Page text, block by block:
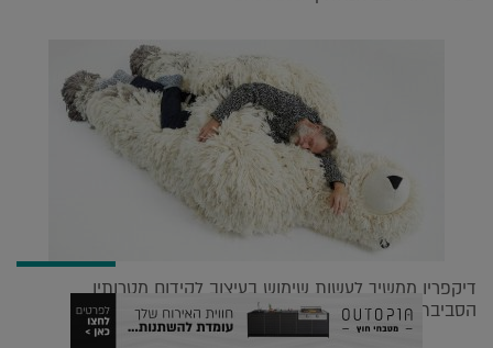
דיקפריו ממשיך לעשות שימוש בעיצוב לקידום מטרותיו
הסביבתיות |01.07.2018